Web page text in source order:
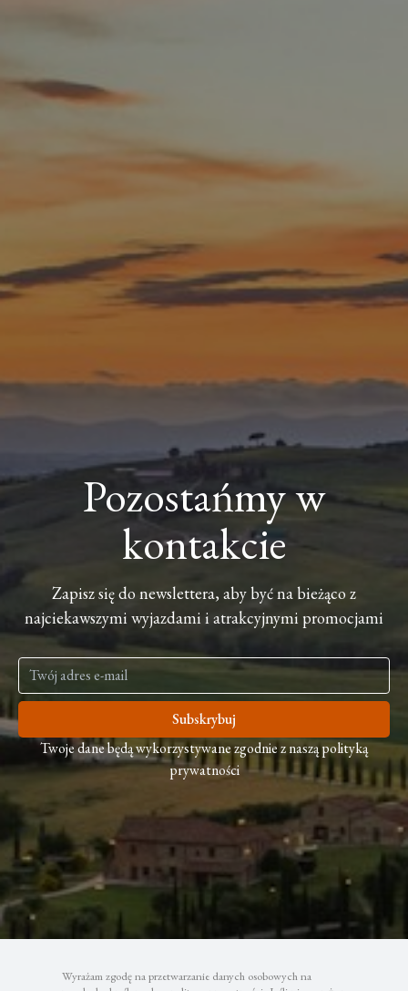
Wyrażam zgodę na przetwarzanie danych osobowych na
Pozostańmy w
kontakcie
Zapisz się do newslettera, aby być na bieżąco z
najciekawszymi wyjazdami i atrakcyjnymi promocjami
Subskrybuj
Twoje dane będą wykorzystywane zgodnie z naszą polityką
prywatności